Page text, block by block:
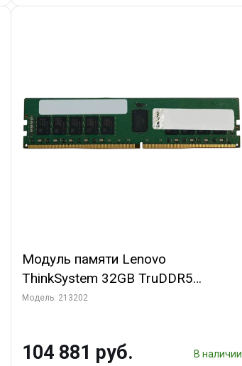
Модуль памяти Lenovo
ThinkSystem 32GB TruDDR5
5600MHz (2Rx8) ECC UDIMM
Модель: 213202
104 881 руб. В наличии